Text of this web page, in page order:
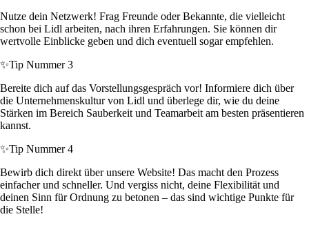
Nutze dein Netzwerk! Frag Freunde oder Bekannte, die vielleicht
schon bei Lidl arbeiten, nach ihren Erfahrungen. Sie können dir
wertvolle Einblicke geben und dich eventuell sogar empfehlen.
✨Tip Nummer 3
Bereite dich auf das Vorstellungsgespräch vor! Informiere dich über
die Unternehmenskultur von Lidl und überlege dir, wie du deine
Stärken im Bereich Sauberkeit und Teamarbeit am besten präsentieren
kannst.
✨Tip Nummer 4
Bewirb dich direkt über unsere Website! Das macht den Prozess
einfacher und schneller. Und vergiss nicht, deine Flexibilität und
deinen Sinn für Ordnung zu betonen – das sind wichtige Punkte für
die Stelle!